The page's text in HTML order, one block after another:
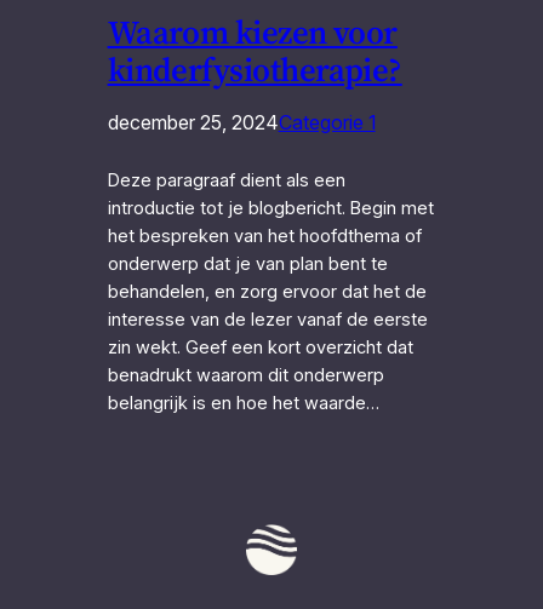
Waarom kiezen voor
kinderfysiotherapie?
december 25, 2024Categorie 1
Deze paragraaf dient als een
introductie tot je blogbericht. Begin met
het bespreken van het hoofdthema of
onderwerp dat je van plan bent te
behandelen, en zorg ervoor dat het de
interesse van de lezer vanaf de eerste
zin wekt. Geef een kort overzicht dat
benadrukt waarom dit onderwerp
belangrijk is en hoe het waarde…